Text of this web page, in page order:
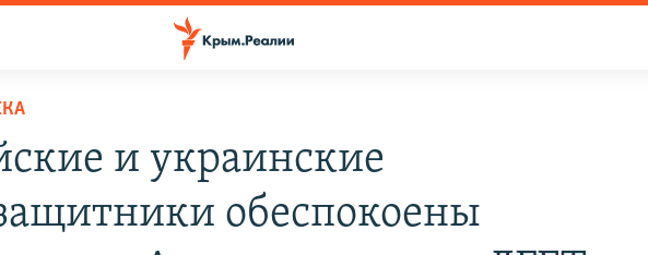
и украинские
обеспокоены